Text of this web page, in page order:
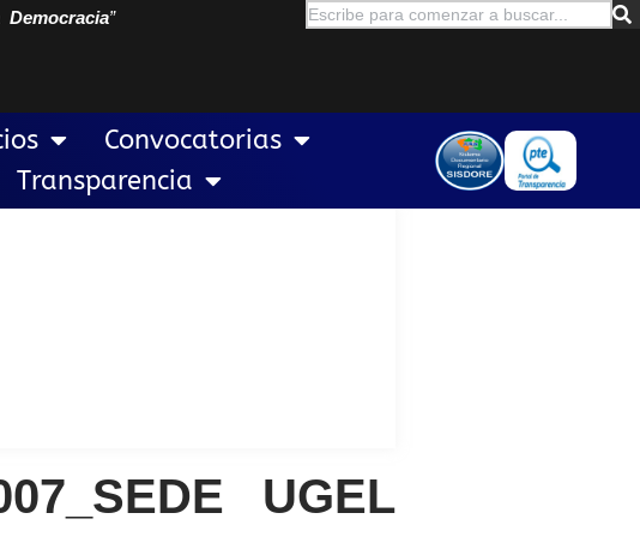
Democracia”
Convocatorias
Transparencia
UGEL